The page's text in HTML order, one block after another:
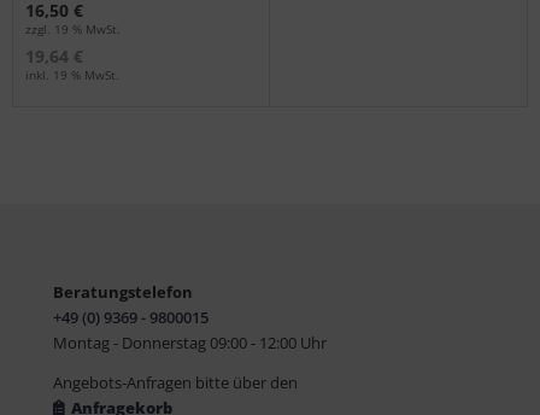
16,50 €
zzgl. 19 % MwSt.
19,64 €
inkl. 19 % MwSt.
Beratungstelefon
+49 (0) 9369 - 9800015
Montag - Donnerstag 09:00 - 12:00 Uhr
Angebots-Anfragen bitte über den
Anfragekorb